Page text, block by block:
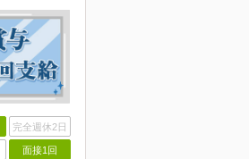
完全週休2日
面接1回